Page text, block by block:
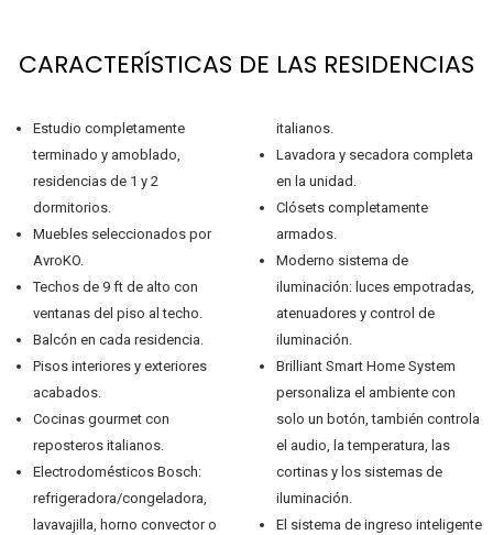
CARACTERÍSTICAS DE LAS RESIDENCIAS
Estudio completamente
terminado y amoblado,
residencias de 1 y 2
dormitorios.
Muebles seleccionados por
AvroKO.
Techos de 9 ft de alto con
ventanas del piso al techo.
Balcón en cada residencia.
Pisos interiores y exteriores
acabados.
Cocinas gourmet con
reposteros italianos.
Electrodomésticos Bosch:
refrigeradora/congeladora,
lavavajilla, horno convector o
italianos.
Lavadora y secadora completa
en la unidad.
Clósets completamente
armados.
Moderno sistema de
iluminación: luces empotradas,
atenuadores y control de
iluminación.
Brilliant Smart Home System
personaliza el ambiente con
solo un botón, también controla
el audio, la temperatura, las
cortinas y los sistemas de
iluminación.
El sistema de ingreso inteligente